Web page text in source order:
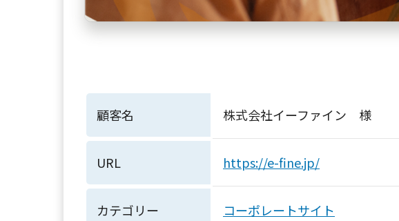
顧客名 株式会社イーファイン 様
URL https://e-fine.jp/
カテゴリー コーポレートサイト